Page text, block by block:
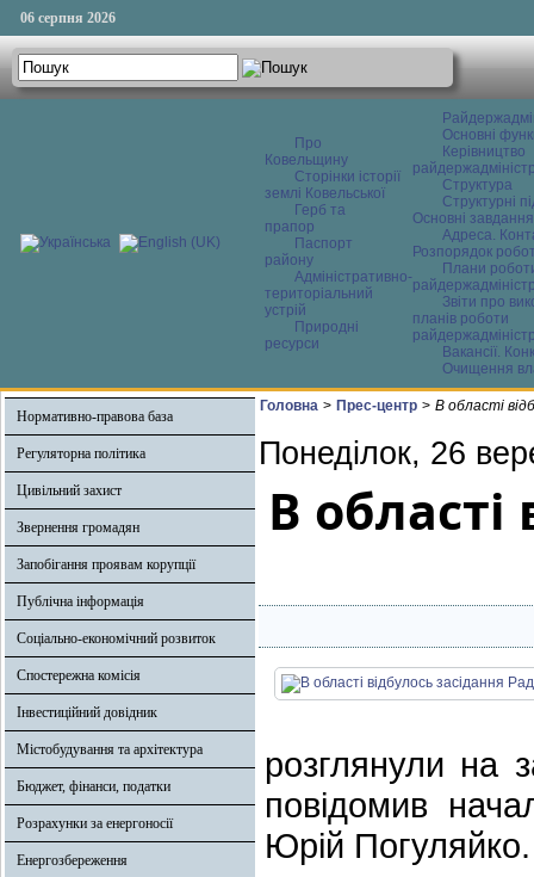
06 серпня 2026
Про
Ковельщину
Сторінки історії
землі Ковельської
Герб та
прапор
Паспорт
району
Адміністративно-
територіальний
устрій
Природні
ресурси
Основні
Керівництво
Структура
Структурні
Основні завдання
Адреса.
Розпорядок
Плани
Звіти про
планів роботи
Вакансії.
Очищення
Нормативно-правова база
Регуляторна політика
Цивільний захист
Звернення громадян
Запобігання проявам корупції
Публічна інформація
Соціально-економічний розвиток
Спостережна комісія
Інвестиційний довідник
Містобудування та архітектура
Бюджет, фінанси, податки
Розрахунки за енергоносії
Енергозбереження
Головна > Прес-центр > В області
Понеділок, 26
В області
розглянули на
повідомив
Юрій Погуляйко.